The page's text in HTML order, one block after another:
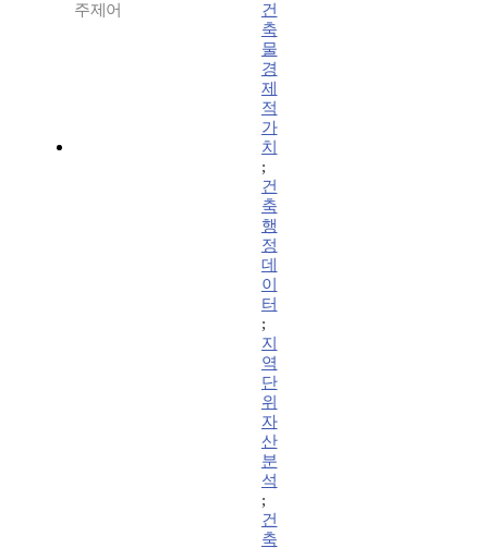
주제어
건
축
물
경
제
적
가
치
;
건
축
행
정
데
이
터
;
지
역
단
위
자
산
분
석
;
건
축